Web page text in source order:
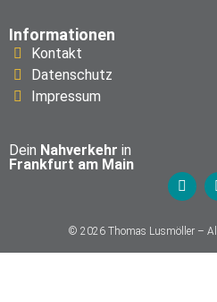
Informationen
Kontakt
Datenschutz
Impressum
Dein Nahverkehr in
Frankfurt am Main
© 2026 Thomas Lusmöller –